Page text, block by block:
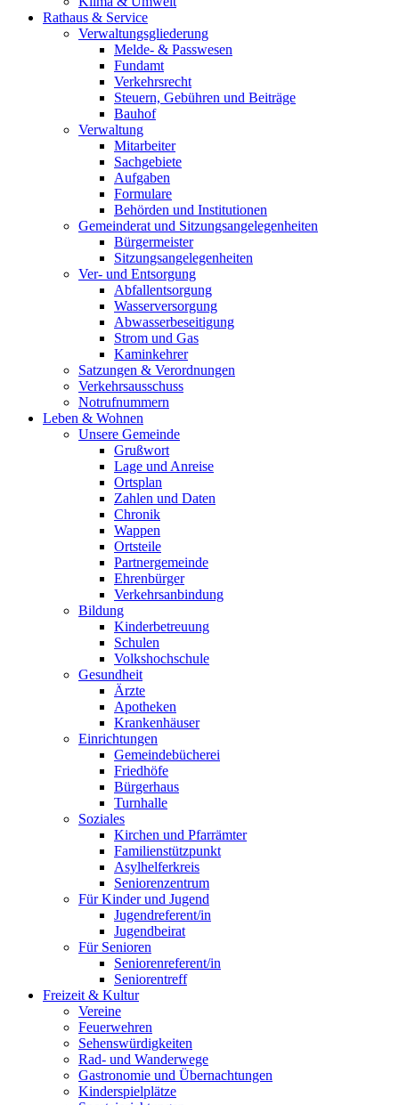
Rathaus & Service
Verwaltungsgliederung
Melde- & Passwesen
Fundamt
Verkehrsrecht
Steuern, Gebühren und Beiträge
Bauhof
Verwaltung
Mitarbeiter
Sachgebiete
Aufgaben
Formulare
Behörden und Institutionen
Gemeinderat und Sitzungsangelegenheiten
Bürgermeister
Sitzungsangelegenheiten
Ver- und Entsorgung
Abfallentsorgung
Wasserversorgung
Abwasserbeseitigung
Strom und Gas
Kaminkehrer
Satzungen & Verordnungen
Verkehrsausschuss
Notrufnummern
Leben & Wohnen
Unsere Gemeinde
Grußwort
Lage und Anreise
Ortsplan
Zahlen und Daten
Chronik
Wappen
Ortsteile
Partnergemeinde
Ehrenbürger
Verkehrsanbindung
Bildung
Kinderbetreuung
Schulen
Volkshochschule
Gesundheit
Ärzte
Apotheken
Krankenhäuser
Einrichtungen
Gemeindebücherei
Friedhöfe
Bürgerhaus
Turnhalle
Soziales
Kirchen und Pfarrämter
Familienstützpunkt
Asylhelferkreis
Seniorenzentrum
Für Kinder und Jugend
Jugendreferent/in
Jugendbeirat
Für Senioren
Seniorenreferent/in
Seniorentreff
Freizeit & Kultur
Vereine
Feuerwehren
Sehenswürdigkeiten
Rad- und Wanderwege
Gastronomie und Übernachtungen
Kinderspielplätze